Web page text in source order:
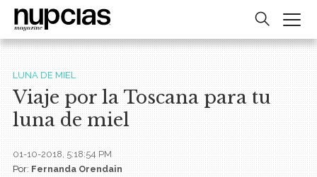
LUNA DE MIEL
Viaje por la Toscana para tu
luna de miel
01-10-2018, 5:18:54 PM
Por:Fernanda Orendain